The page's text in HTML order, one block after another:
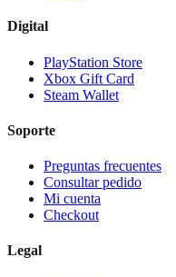
Digital
PlayStation Store
Xbox Gift Card
Steam Wallet
Soporte
Preguntas frecuentes
Consultar pedido
Mi cuenta
Checkout
Legal